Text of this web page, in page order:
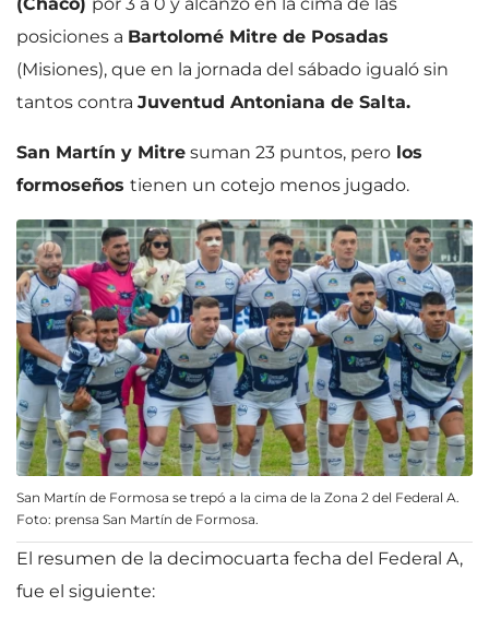
posiciones a Bartolomé Mitre de Posadas
(Misiones), que en la jornada del sábado igualó sin
tantos contra Juventud Antoniana de Salta.
San Martín y Mitre suman 23 puntos, pero los
formoseños tienen un cotejo menos jugado.
San Martín de Formosa se trepó a la cima de la Zona 2 del Federal A.
Foto: prensa San Martín de Formosa.
El resumen de la decimocuarta fecha del Federal A,
fue el siguiente: